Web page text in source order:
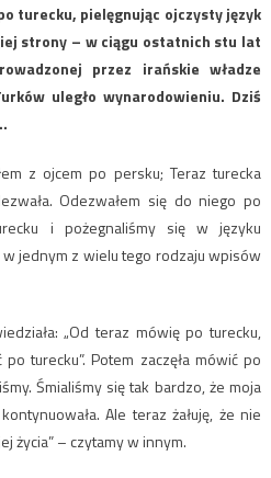
turecku, pielęgnując ojczysty język
strony – w ciągu ostatnich stu lat
przez irańskie władze
uległo wynarodowieniu. Dziś
z ojcem po persku; Teraz turecka
Odezwałem się do niego po
i pożegnaliśmy się w języku
jednym z wielu tego rodzaju wpisów
„Od teraz mówię po turecku,
turecku”. Potem zaczęła mówić po
Śmialiśmy się tak bardzo, że moja
Ale teraz żałuję, że nie
życia” – czytamy w innym.